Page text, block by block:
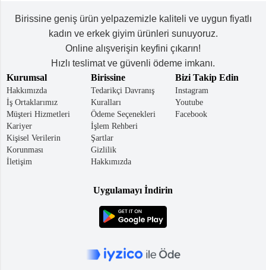
Takımlarkeyboard_arrow_down
Giyim
Dış
Giyimkeyboard_arrow_down
Tesettür
Giyim
keyboard_arrow_down
Büyük
Birissine geniş ürün yelpazemizle kaliteli ve uygun fiyatlı
kadın ve erkek giyim ürünleri sunuyoruz.
Online alışverişin keyfini çıkarın!
Hızlı teslimat ve güvenli ödeme imkanı.
Kurumsal
Hakkımızda
İş Ortaklarımız
Müşteri Hizmetleri
Kariyer
Kişisel Verilerin
Korunması
İletişim
Birissine
Tedarikçi Davranış
Kuralları
Ödeme Seçenekleri
İşlem Rehberi
Şartlar
Gizlilik
Hakkımızda
Bizi Takip Edin
Instagram
Youtube
Facebook
Uygulamayı İndirin